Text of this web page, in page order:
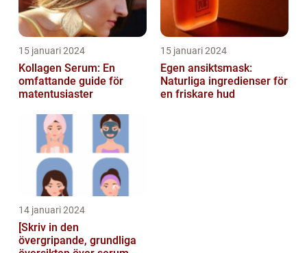
15 januari 2024
Kollagen Serum: En
omfattande guide för
matentusiaster
15 januari 2024
Egen ansiktsmask:
Naturliga ingredienser för
en friskare hud
14 januari 2024
[Skriv in den
övergripande, grundliga